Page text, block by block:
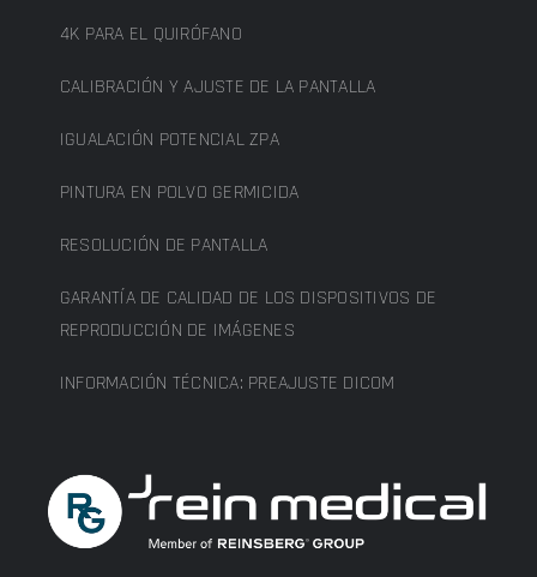
4K PARA EL QUIRÓFANO
CALIBRACIÓN Y AJUSTE DE LA PANTALLA
IGUALACIÓN POTENCIAL ZPA
PINTURA EN POLVO GERMICIDA
RESOLUCIÓN DE PANTALLA
GARANTÍA DE CALIDAD DE LOS DISPOSITIVOS DE
REPRODUCCIÓN DE IMÁGENES
INFORMACIÓN TÉCNICA: PREAJUSTE DICOM